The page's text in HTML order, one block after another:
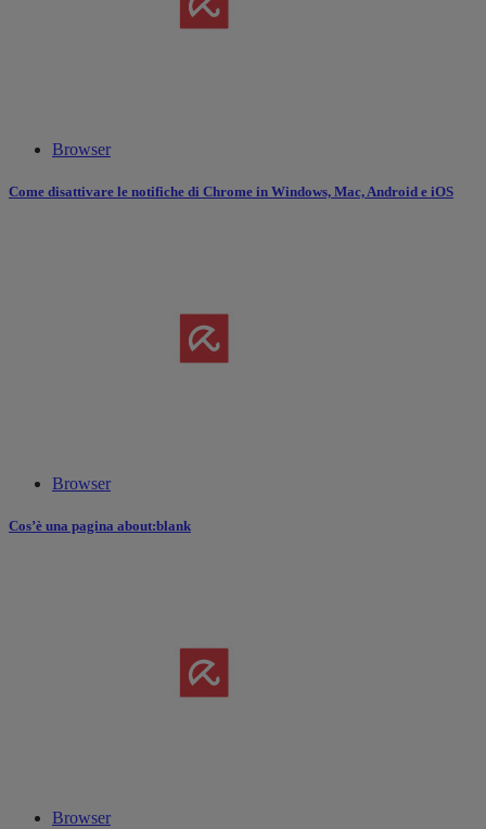
Browser
Come disattivare le notifiche di Chrome in Windows, Mac, Android e iOS
Browser
Cos’è una pagina about:blank
Browser